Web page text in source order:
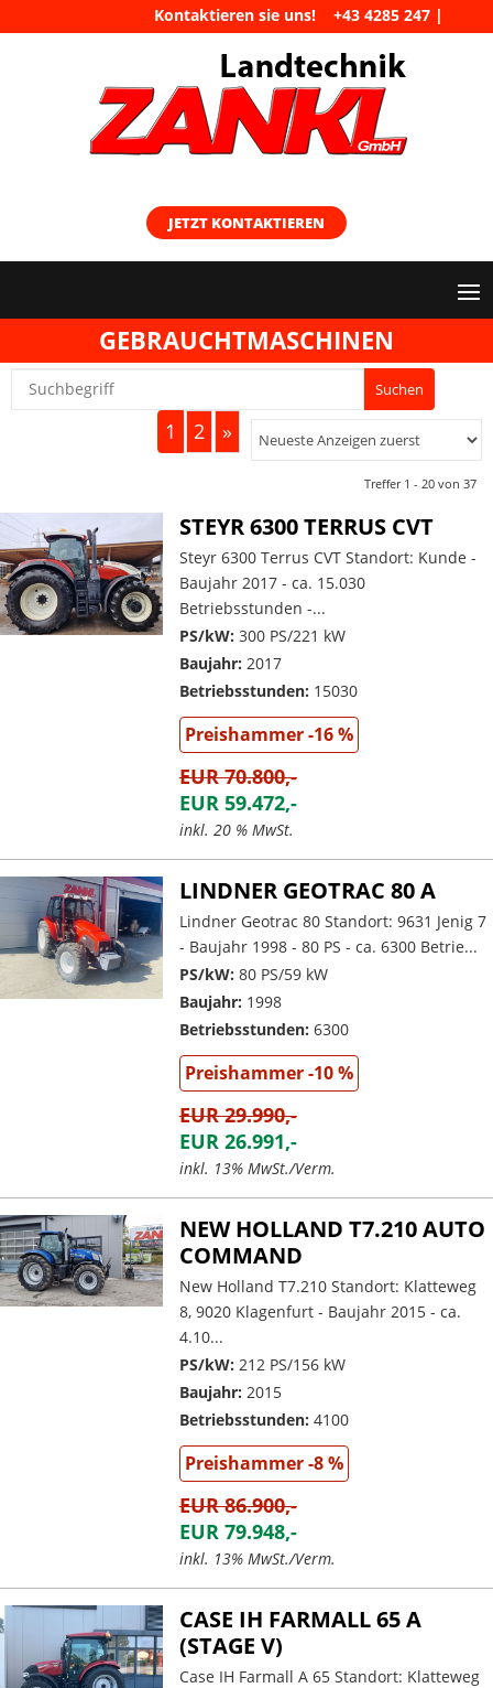
Kontaktieren sie uns!+43 4285 247 |
maschinen@landtechnik-zankl.at
JETZT KONTAKTIEREN
GEBRAUCHTMASCHINEN
1 2 »
Treffer 1 - 20 von 37
STEYR 6300 TERRUS CVT
Steyr 6300 Terrus CVT Standort: Kunde -
Baujahr 2017 - ca. 15.030
Betriebsstunden -...
PS/kW: 300 PS/221 kW
Baujahr: 2017
Betriebsstunden: 15030
Preishammer -16 %
EUR 70.800,-
EUR 59.472,-
inkl. 20 % MwSt.
LINDNER GEOTRAC 80 A
Lindner Geotrac 80 Standort: 9631 Jenig 7
- Baujahr 1998 - 80 PS - ca. 6300 Betrie...
PS/kW: 80 PS/59 kW
Baujahr: 1998
Betriebsstunden: 6300
Preishammer -10 %
EUR 29.990,-
EUR 26.991,-
inkl. 13% MwSt./Verm.
NEW HOLLAND T7.210 AUTO
COMMAND
New Holland T7.210 Standort: Klatteweg
8, 9020 Klagenfurt - Baujahr 2015 - ca.
4.10...
PS/kW: 212 PS/156 kW
Baujahr: 2015
Betriebsstunden: 4100
Preishammer -8 %
EUR 86.900,-
EUR 79.948,-
inkl. 13% MwSt./Verm.
CASE IH FARMALL 65 A
(STAGE V)
Case IH Farmall A 65 Standort: Klatteweg